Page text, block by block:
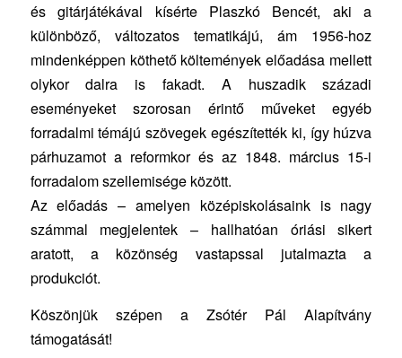
és gitárjátékával kísérte Plaszkó Bencét, aki a
különböző, változatos tematikájú, ám 1956-hoz
mindenképpen köthető költemények előadása mellett
olykor dalra is fakadt. A huszadik századi
eseményeket szorosan érintő műveket egyéb
forradalmi témájú szövegek egészítették ki, így húzva
párhuzamot a reformkor és az 1848. március 15-i
forradalom szellemisége között.
Az előadás – amelyen középiskolásaink is nagy
számmal megjelentek – hallhatóan óriási sikert
aratott, a közönség vastapssal jutalmazta a
produkciót.
Köszönjük szépen a Zsótér Pál Alapítvány
támogatását!